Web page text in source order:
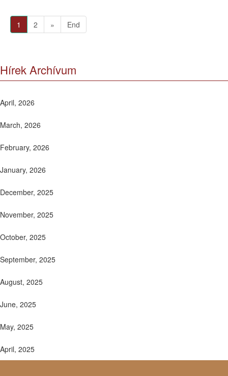
1 2 » End
Hírek Archívum
April, 2026
March, 2026
February, 2026
January, 2026
December, 2025
November, 2025
October, 2025
September, 2025
August, 2025
June, 2025
May, 2025
April, 2025